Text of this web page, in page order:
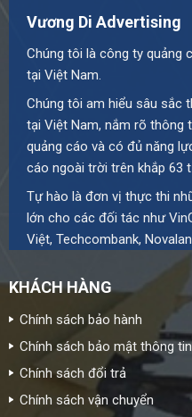
Vương Di Advertising
Chúng tôi là công ty quảng
tại Việt Nam.
Chúng tôi am hiểu sâu sắc
tại Việt Nam, nắm rõ thông
quảng cáo và có đủ năng
cáo ngoài trời trên khắp 63
Tự hào là đơn vị thực thi
lớn cho các đối tác như
Việt, Techcombank,
KHÁCH HÀNG
Chính sách bảo hành
Chính sách bảo mật thông tin
Chính sách đổi trả
Chính sách vận chuyển